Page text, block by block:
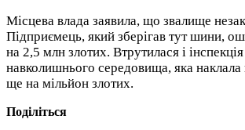
Місцева влада заявила, що звалище
Підприємець, який зберігав тут шини,
на 2,5 млн злотих. Втрутилася і
навколишнього середовища, яка
ще на мільйон злотих.
Поділіться